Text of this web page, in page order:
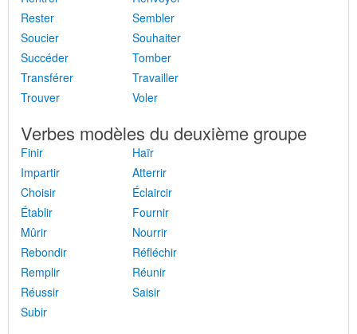
Rester
Sembler
Soucier
Souhaiter
Succéder
Tomber
Transférer
Travailler
Trouver
Voler
Verbes modèles du deuxième groupe
Finir
Haïr
Impartir
Atterrir
Choisir
Éclaircir
Établir
Fournir
Mûrir
Nourrir
Rebondir
Réfléchir
Remplir
Réunir
Réussir
Saisir
Subir